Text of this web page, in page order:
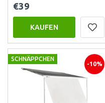
€39
KAUFEN
SCHNÄPPCHEN
-10%